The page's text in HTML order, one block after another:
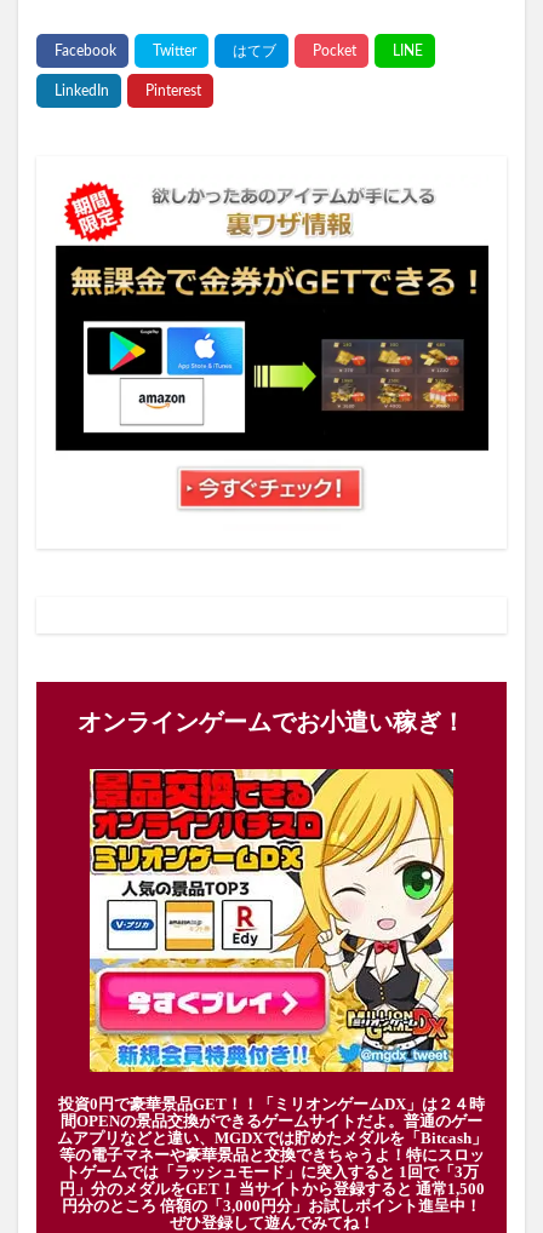
オンラインゲームでお小遣い稼ぎ！
投資0円で豪華景品GET！！「ミリオンゲームDX」は２４時
間OPENの景品交換ができるゲームサイトだよ。普通のゲー
ムアプリなどと違い、MGDXでは貯めたメダルを「Bitcash」
等の電子マネーや豪華景品と交換できちゃうよ！特にスロッ
トゲームでは「ラッシュモード」に突入すると 1回で「3万
円」分のメダルをGET！ 当サイトから登録すると 通常1,500
円分のところ 倍額の「3,000円分」お試しポイント進呈中！
ぜひ登録して遊んでみてね！